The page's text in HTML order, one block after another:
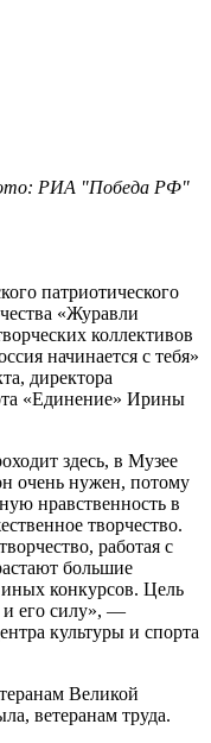
РИА "Победа РФ"
патриотического
«Журавли
коллективов
начинается с тебя»
директора
«Единение» Ирины
здесь, в Музее
очень нужен, потому
нравственность в
творчество.
работая с
большие
конкурсов. Цель
и его силу», —
культуры и спорта
Великой
ветеранам труда.